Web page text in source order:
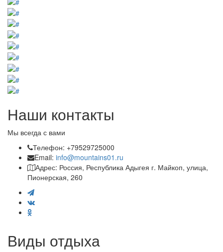
Наши контакты
Мы всегда с вами
Телефон: +79529725000
Email: info@mountains01.ru
Адрес: Россия, Республика Адыгея г. Майкоп, улица,
Пионерская, 260
Виды отдыха